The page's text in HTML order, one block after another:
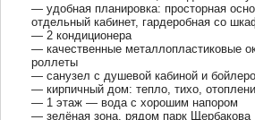
— удобная планировка: просторная
отдельный кабинет, гардеробная со
— 2 кондиционера
— качественные металлопластиковые
роллеты
— санузел с душевой кабиной и
— кирпичный дом: тепло, тихо,
— 1 этаж — вода с хорошим напором
— зелёная зона, рядом парк Щербакова